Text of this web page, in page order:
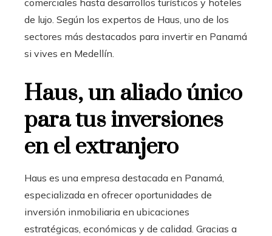
comerciales hasta desarrollos turísticos y hoteles
de lujo. Según los expertos de Haus, uno de los
sectores más destacados para invertir en Panamá
si vives en Medellín.
Haus, un aliado único
para tus inversiones
en el extranjero
Haus es una empresa destacada en Panamá,
especializada en ofrecer oportunidades de
inversión inmobiliaria en ubicaciones
estratégicas, económicas y de calidad. Gracias a